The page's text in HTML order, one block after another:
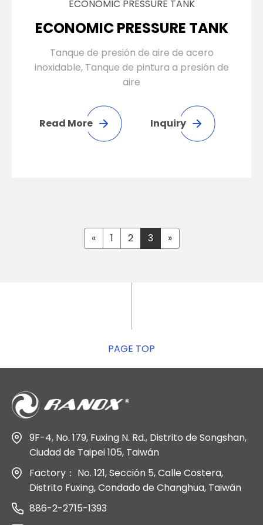
ECONOMIC PRESSURE TANK
ECONOMIC PRESSURE TANK
Tanque de presión de aire de acero
inoxidable, Tanque de pintura a presión de
aire
Read More Inquiry
« 1 2 3 »
PAGE TOP
9F-4, No. 179, Fuxing N. Rd., Distrito de Songshan,
Ciudad de Taipei 105, Taiwán
Factory： No. 121, Sección 5, Calle Costera,
Distrito Fuxing, Condado de Changhua, Taiwán
886-2-2715-1393